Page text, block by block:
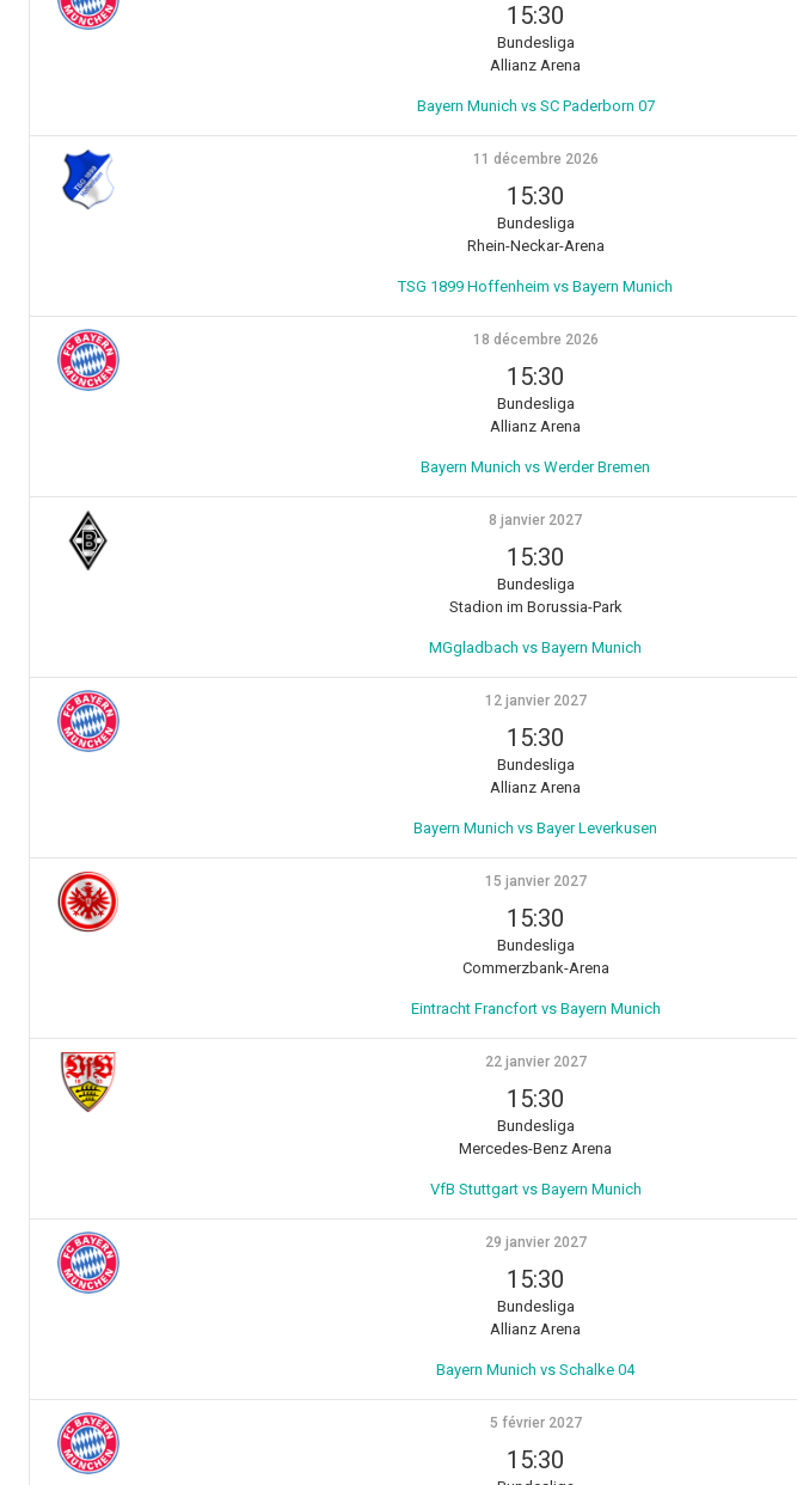
15:30
Bundesliga
Allianz Arena
Bayern Munich vs SC Paderborn 07
11 décembre 2026
15:30
Bundesliga
Rhein-Neckar-Arena
TSG 1899 Hoffenheim vs Bayern Munich
18 décembre 2026
15:30
Bundesliga
Allianz Arena
Bayern Munich vs Werder Bremen
8 janvier 2027
15:30
Bundesliga
Stadion im Borussia-Park
MGgladbach vs Bayern Munich
12 janvier 2027
15:30
Bundesliga
Allianz Arena
Bayern Munich vs Bayer Leverkusen
15 janvier 2027
15:30
Bundesliga
Commerzbank-Arena
Eintracht Francfort vs Bayern Munich
22 janvier 2027
15:30
Bundesliga
Mercedes-Benz Arena
VfB Stuttgart vs Bayern Munich
29 janvier 2027
15:30
Bundesliga
Allianz Arena
Bayern Munich vs Schalke 04
5 février 2027
15:30